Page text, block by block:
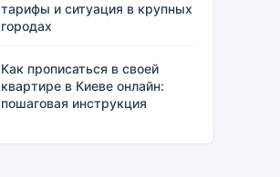
тарифы и ситуация в крупных
городах
Как прописаться в своей
квартире в Киеве онлайн:
пошаговая инструкция